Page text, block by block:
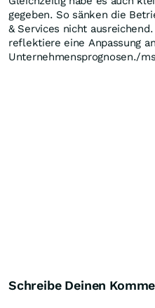
gegeben. So sänken die
& Services nicht
reflektiere eine Anpassung
Unternehmensprognosen./
Schreibe Deinen